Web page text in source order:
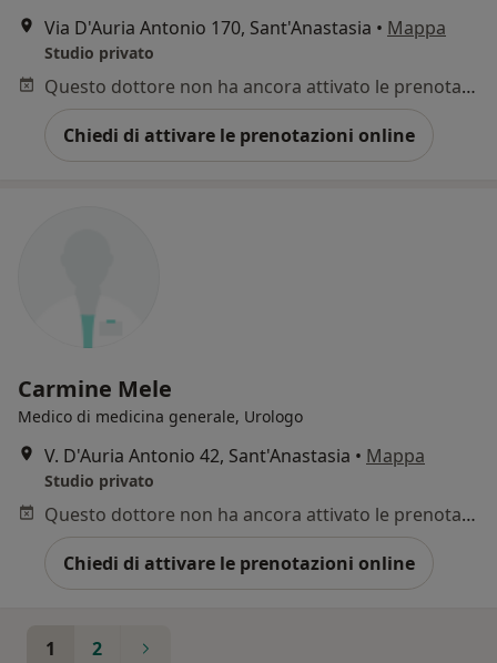
Via D'Auria Antonio 170, Sant'Anastasia • Mappa
Studio privato
Questo dottore non ha ancora attivato le prenotazioni online presso questo indirizzo.
Chiedi di attivare le prenotazioni online
Carmine Mele
Medico di medicina generale, Urologo
V. D'Auria Antonio 42, Sant'Anastasia • Mappa
Studio privato
Questo dottore non ha ancora attivato le prenotazioni online presso questo indirizzo.
Chiedi di attivare le prenotazioni online
1 2